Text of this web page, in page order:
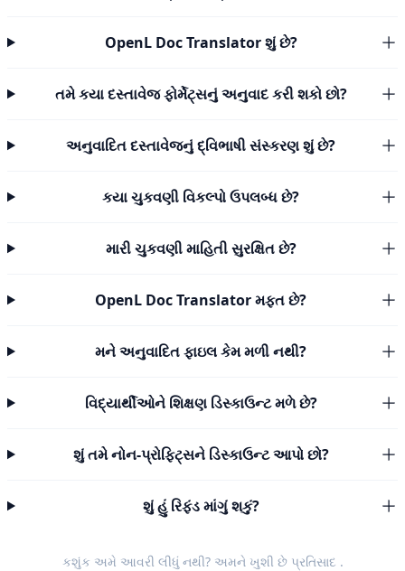
OpenL Doc Translator શું છે?
તમે કયા દસ્તાવેજ ફોર્મેટ્સનું અનુવાદ કરી શકો છો?
અનુવાદિત દસ્તાવેજનું દ્વિભાષી સંસ્કરણ શું છે?
કયા ચુકવણી વિકલ્પો ઉપલબ્ધ છે?
મારી ચુકવણી માહિતી સુરક્ષિત છે?
OpenL Doc Translator મફત છે?
મને અનુવાદિત ફાઇલ કેમ મળી નથી?
વિદ્યાર્થીઓને શિક્ષણ ડિસ્કાઉન્ટ મળે છે?
શું તમે નોન-પ્રોફિટ્સને ડિસ્કાઉન્ટ આપો છો?
શું હું રિફંડ માંગું શકું?
કશુંક અમે આવરી લીધું નથી? અમને ખુશી છે પ્રતિસાદ .